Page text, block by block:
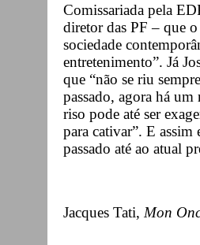
Comissariada pela
diretor das PF – que
sociedade
entretenimento”. Já
que “não se riu
passado, agora há
riso pode até ser
para cativar”. E
passado até ao atual
Jacques Tati, Mon